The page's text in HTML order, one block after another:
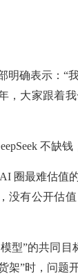
明确表示：“
，大家跟着
不缺钱
圈最难估值
没有公开估
”的共同目
架”时，问题